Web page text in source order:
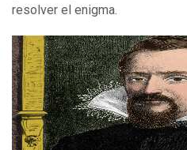
resolver el enigma.